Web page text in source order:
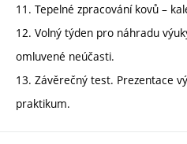
11. Tepelné zpracování kovů –
12. Volný týden pro náhradu
omluvené neúčasti.
13. Závěrečný test. Prezentace
praktikum.